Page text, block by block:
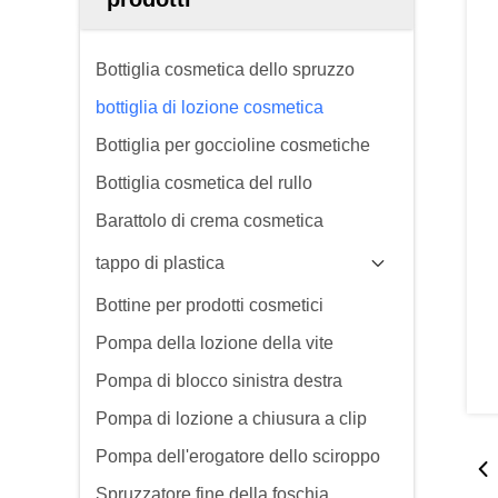
Bottiglia cosmetica dello spruzzo
bottiglia di lozione cosmetica
Bottiglia per goccioline cosmetiche
Bottiglia cosmetica del rullo
Barattolo di crema cosmetica
tappo di plastica
Bottine per prodotti cosmetici
Pompa della lozione della vite
Pompa di blocco sinistra destra
Pompa di lozione a chiusura a clip
Pompa dell'erogatore dello sciroppo
Spruzzatore fine della foschia